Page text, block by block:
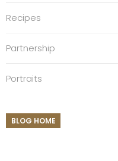
Recipes
Partnership
Portraits
BLOG HOME